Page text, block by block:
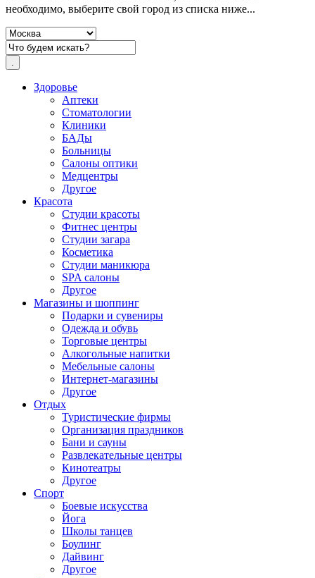
необходимо, выберите свой город из списка ниже...
Здоровье
Аптеки
Стоматологии
Клиники
БАДы
Больницы
Салоны оптики
Медцентры
Другое
Красота
Студии красоты
Фитнес центры
Студии загара
Косметика
Студии маникюра
SPA салоны
Другое
Магазины и шоппинг
Подарки и сувениры
Одежда и обувь
Торговые центры
Алкогольные напитки
Мебельные салоны
Интернет-магазины
Другое
Отдых
Туристические фирмы
Организация праздников
Бани и сауны
Развлекательные центры
Кинотеатры
Другое
Спорт
Боевые искусства
Йога
Школы танцев
Боулинг
Дайвинг
Другое